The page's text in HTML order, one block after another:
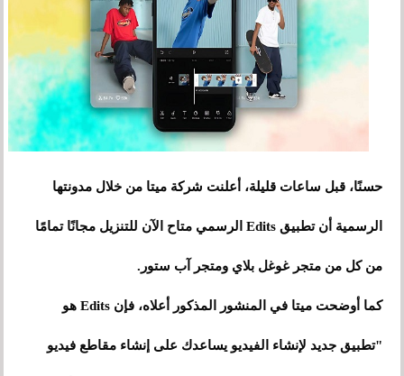
حسنًا، قبل ساعات قليلة، أعلنت شركة ميتا من خلال مدونتها
الرسمية أن تطبيق Edits الرسمي متاح الآن للتنزيل مجانًا تمامًا
من كل من متجر غوغل بلاي ومتجر آب ستور.
كما أوضحت ميتا في المنشور المذكور أعلاه، فإن Edits هو
"تطبيق جديد لإنشاء الفيديو يساعدك على إنشاء مقاطع فيديو